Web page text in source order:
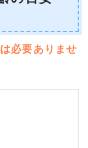
必要ありませ